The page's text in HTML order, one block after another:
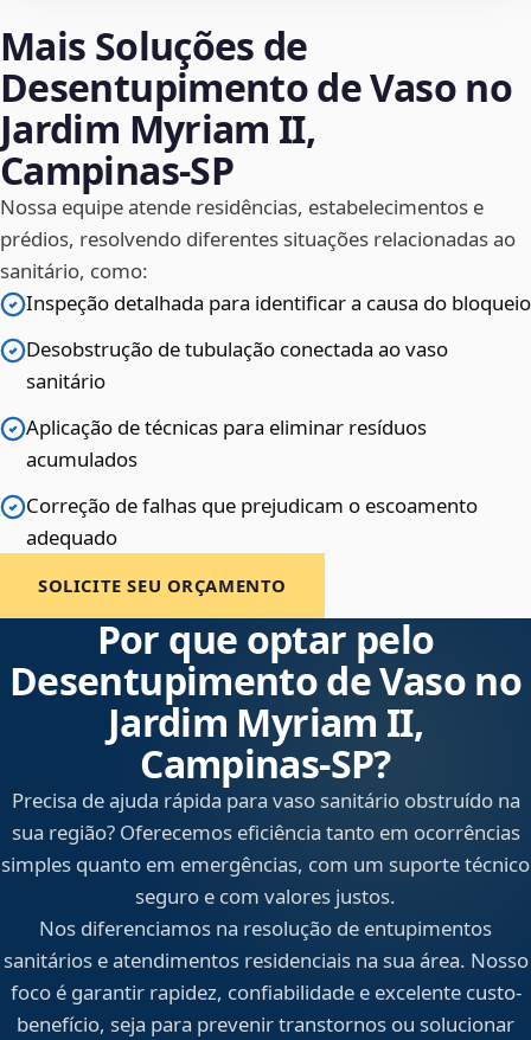
Mais Soluções de
Desentupimento de Vaso no
Jardim Myriam II,
Campinas‑SP
Nossa equipe atende residências, estabelecimentos e
prédios, resolvendo diferentes situações relacionadas ao
sanitário, como:
Inspeção detalhada para identificar a causa do bloqueio
Desobstrução de tubulação conectada ao vaso
sanitário
Aplicação de técnicas para eliminar resíduos
acumulados
Correção de falhas que prejudicam o escoamento
adequado
SOLICITE SEU ORÇAMENTO
Por que optar pelo
Desentupimento de Vaso no
Jardim Myriam II,
Campinas‑SP?
Precisa de ajuda rápida para vaso sanitário obstruído na
sua região? Oferecemos eficiência tanto em ocorrências
simples quanto em emergências, com um suporte técnico
seguro e com valores justos.
Nos diferenciamos na resolução de entupimentos
sanitários e atendimentos residenciais na sua área. Nosso
foco é garantir rapidez, confiabilidade e excelente custo-
benefício, seja para prevenir transtornos ou solucionar